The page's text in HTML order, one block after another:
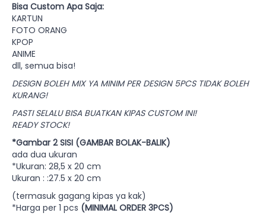
Bisa Custom Apa Saja:
KARTUN
FOTO ORANG
KPOP
ANIME
dll, semua bisa!
DESIGN BOLEH MIX YA MINIM PER DESIGN 5PCS TIDAK BOLEH
KURANG!
PASTI SELALU BISA BUATKAN KIPAS CUSTOM INI!
READY STOCK!
*Gambar 2 SISI (GAMBAR BOLAK-BALIK)
ada dua ukuran
*Ukuran: 28,5 x 20 cm
Ukuran : :27.5 x 20 cm
(termasuk gagang kipas ya kak)
*Harga per 1 pcs (MINIMAL ORDER 3PCS)